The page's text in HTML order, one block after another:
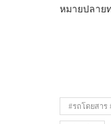
หมายปลาย
#รถโดยสาร